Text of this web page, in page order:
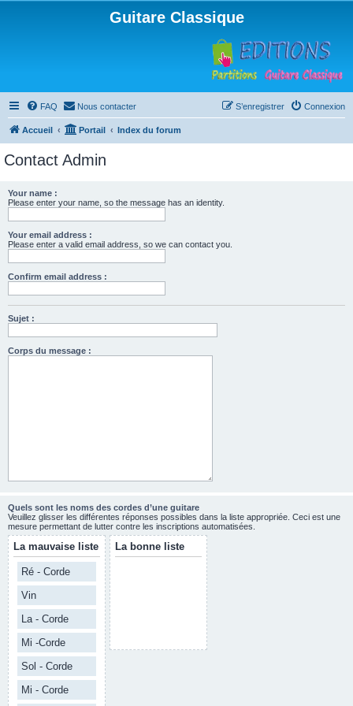
Guitare Classique
FAQ Nous contacter Connexion
S’enregistrer
Accueil Portail Index du forum
Contact Admin
Your name :
Please enter your name, so the message has an identity.
Your email address :
Please enter a valid email address, so we can contact you.
Confirm email address :
Sujet :
Corps du message :
Quels sont les noms des cordes d’une guitare
Veuillez glisser les différentes réponses possibles dans la liste appropriée. Ceci est une
mesure permettant de lutter contre les inscriptions automatisées.
La mauvaise liste
Ré - Corde
Vin
La - Corde
Mi -Corde
Sol - Corde
Mi - Corde
La bonne liste